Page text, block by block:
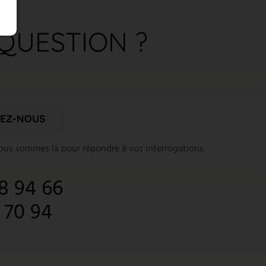
?
NOUS
sommes là pour répondre à vos interrogations
94 66
70 94